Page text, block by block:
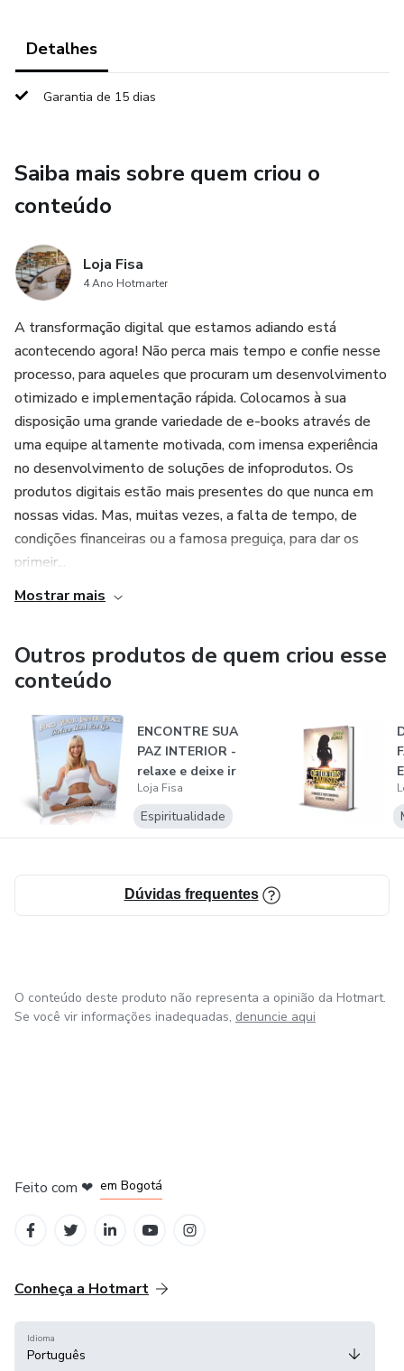
Detalhes
Garantia de 15 dias
Saiba mais sobre quem criou o
conteúdo
Loja Fisa
4 Ano Hotmarter
A transformação digital que estamos adiando está
acontecendo agora! Não perca mais tempo e confie nesse
processo, para aqueles que procuram um desenvolvimento
otimizado e implementação rápida. Colocamos à sua
disposição uma grande variedade de e-books através de
uma equipe altamente motivada, com imensa experiência
no desenvolvimento de soluções de infoprodutos. Os
produtos digitais estão mais presentes do que nunca em
nossas vidas. Mas, muitas vezes, a falta de tempo, de
condições financeiras ou a famosa preguiça, para dar os
primeir...
Mostrar mais
Outros produtos de quem criou esse
conteúdo
ENCONTRE SUA
PAZ INTERIOR -
relaxe e deixe ir
Loja Fisa
Espiritualidade
Dúvidas frequentes
O conteúdo deste produto não representa a opinião da Hotmart.
Se você vir informações inadequadas, denuncie aqui
Feito com ❤ em Bogotá
Conheça a Hotmart
Idioma
Português